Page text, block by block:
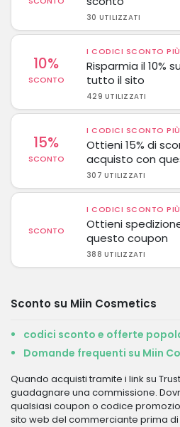
30 UTILIZZATI
10%
SCONTO
I CODICI SCONTO
Risparmia il 10%
tutto il sito
429 UTILIZZATI
15%
SCONTO
I CODICI SCONTO
Ottieni 15% di
acquisto con
307 UTILIZZATI
SCONTO
I CODICI SCONTO
Ottieni
questo coupon
388 UTILIZZATI
Sconto su Miin Cosmetics
codici sconto e offerte
Domande frequenti su Miin
Quando acquisti tramite i link su
guadagnare una commissione.
qualsiasi coupon o codice
sito web del commerciante prima